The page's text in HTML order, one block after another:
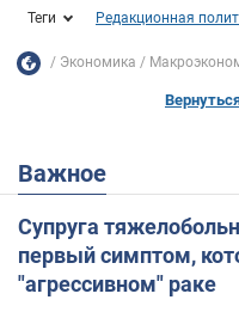
Теги Редакционная
Экономика
Важное
Супруга
первый симптом,
"агрессивном" раке